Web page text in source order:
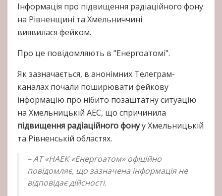
Інформація про підвищення радіаційного фону
на Рівненщині та Хмельниччині
виявилася фейком.
Про це повідомляють в "Енергоатомі".
Як зазначається, в анонімних Телеграм-
каналах почали поширювати фейкову
інформацію про нібито позаштатну ситуацію
на Хмельницькій АЕС, що спричинила
підвищення радіаційного фонуу Хмельницькій
та Рівненській областях.
– АТ «НАЕК «Енергоатом» офіційно
повідомляє, що зазначена інформація не
відповідає дійсності.